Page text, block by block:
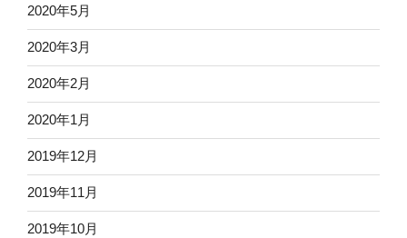
2020年5月
2020年3月
2020年2月
2020年1月
2019年12月
2019年11月
2019年10月